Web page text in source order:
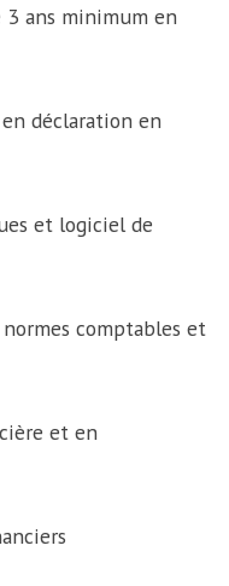
3 ans minimum en
en déclaration en
et logiciel de
comptables et
et en